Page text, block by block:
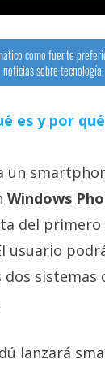
como fuente
noticias sobre tecnología
es y por
un
Windows
del primero
usuario
dos sistemas
lanzará